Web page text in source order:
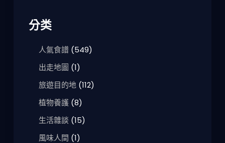
分类
人氣食譜(549)
出走地圖 (1)
旅遊目的地(112)
植物養護(8)
生活雜談 (15)
風味人間 (1)